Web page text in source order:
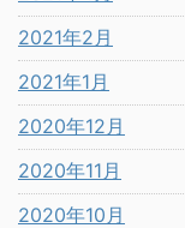
2021年2月
2021年1月
2020年12月
2020年11月
2020年10月